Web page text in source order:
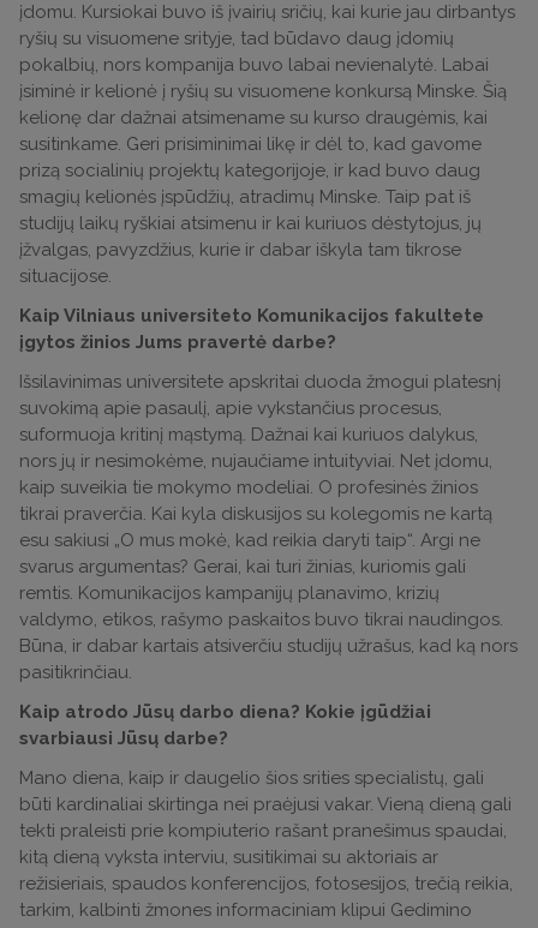
įdomu. Kursiokai buvo iš įvairių sričių, kai kurie jau dirbantys
ryšių su visuomene srityje, tad būdavo daug įdomių
pokalbių, nors kompanija buvo labai nevienalytė. Labai
įsiminė ir kelionė į ryšių su visuomene konkursą Minske. Šią
kelionę dar dažnai atsimename su kurso draugėmis, kai
susitinkame. Geri prisiminimai likę ir dėl to, kad gavome
prizą socialinių projektų kategorijoje, ir kad buvo daug
smagių kelionės įspūdžių, atradimų Minske. Taip pat iš
studijų laikų ryškiai atsimenu ir kai kuriuos dėstytojus, jų
įžvalgas, pavyzdžius, kurie ir dabar iškyla tam tikrose
situacijose.
Kaip Vilniaus universiteto Komunikacijos fakultete
įgytos žinios Jums pravertė darbe?
Išsilavinimas universitete apskritai duoda žmogui platesnį
suvokimą apie pasaulį, apie vykstančius procesus,
suformuoja kritinį mąstymą. Dažnai kai kuriuos dalykus,
nors jų ir nesimokėme, nujaučiame intuityviai. Net įdomu,
kaip suveikia tie mokymo modeliai. O profesinės žinios
tikrai praverčia. Kai kyla diskusijos su kolegomis ne kartą
esu sakiusi „O mus mokė, kad reikia daryti taip“. Argi ne
svarus argumentas? Gerai, kai turi žinias, kuriomis gali
remtis. Komunikacijos kampanijų planavimo, krizių
valdymo, etikos, rašymo paskaitos buvo tikrai naudingos.
Būna, ir dabar kartais atsiverčiu studijų užrašus, kad ką nors
pasitikrinčiau.
Kaip atrodo Jūsų darbo diena? Kokie įgūdžiai
svarbiausi Jūsų darbe?
Mano diena, kaip ir daugelio šios srities specialistų, gali
būti kardinaliai skirtinga nei praėjusi vakar. Vieną dieną gali
tekti praleisti prie kompiuterio rašant pranešimus spaudai,
kitą dieną vyksta interviu, susitikimai su aktoriais ar
režisieriais, spaudos konferencijos, fotosesijos, trečią reikia,
tarkim, kalbinti žmones informaciniam klipui Gedimino